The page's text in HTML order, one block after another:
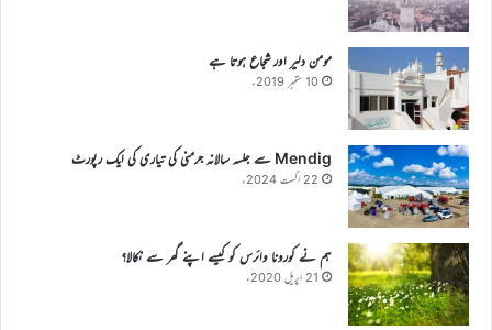
مومن دلیر اور شجاع ہوتا ہے
10 ستمبر 2019ء
Mendig سے جلسہ سالانہ جرمنی کی تیاری کی ایک رپورٹ
22 اگست 2024ء
ہم نے کورونا وائرس کو کیسے اپنے گھر سے نکالا؟
21 اپریل 2020ء